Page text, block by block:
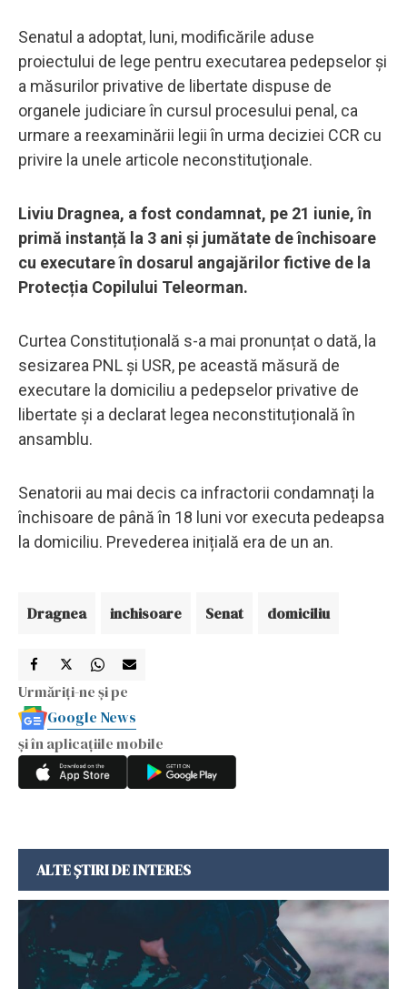
Senatul a adoptat, luni, modificările aduse
proiectului de lege pentru executarea pedepselor şi
a măsurilor privative de libertate dispuse de
organele judiciare în cursul procesului penal, ca
urmare a reexaminării legii în urma deciziei CCR cu
privire la unele articole neconstituţionale.
Liviu Dragnea, a fost condamnat, pe 21 iunie, în
primă instanță la 3 ani și jumătate de închisoare
cu executare în dosarul angajărilor fictive de la
Protecția Copilului Teleorman.
Curtea Constituțională s-a mai pronunțat o dată, la
sesizarea PNL și USR, pe această măsură de
executare la domiciliu a pedepselor privative de
libertate și a declarat legea neconstituțională în
ansamblu.
Senatorii au mai decis ca infractorii condamnați la
închisoare de până în 18 luni vor executa pedeapsa
la domiciliu. Prevederea inițială era de un an.
Dragnea inchisoare Senat domiciliu
Urmăriți-ne și pe
Google News
și în aplicațiile mobile
ALTE ȘTIRI DE INTERES